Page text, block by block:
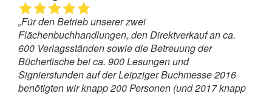
„Für den Betrieb unserer zwei
Flächenbuchhandlungen, den Direktverkauf an ca.
600 Verlagsständen sowie die Betreuung der
Büchertische bei ca. 900 Lesungen und
Signierstunden auf der Leipziger Buchmesse 2016
benötigten wir knapp 200 Personen (und 2017 knapp